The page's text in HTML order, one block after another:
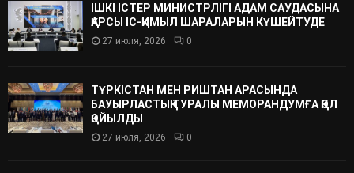
ІШКІ ІСТЕР МИНИСТРЛІГІ АДАМ САУДАСЫНА
ҚАРСЫ ІС-ҚИМЫЛ ШАРАЛАРЫН КҮШЕЙТУДЕ
27 июля, 2026 0
ТҮРКІСТАН МЕН РИШТАН АРАСЫНДА
БАУЫРЛАСТЫҚ ТУРАЛЫ МЕМОРАНДУМҒА ҚОЛ
ҚОЙЫЛДЫ
27 июля, 2026 0